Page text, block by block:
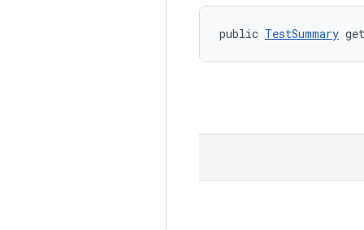
public TestSummary